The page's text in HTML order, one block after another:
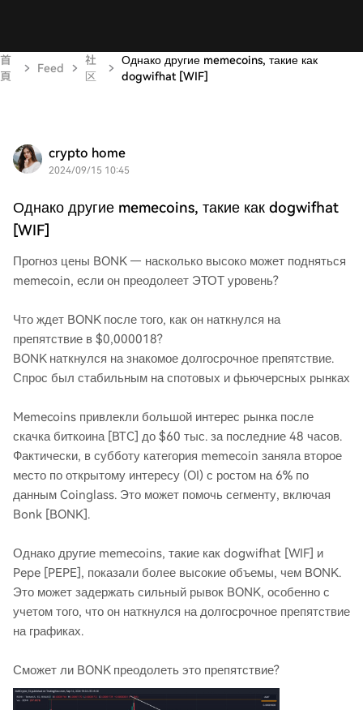
首
頁
Feed
社
区
Однако другие memecoins, такие как
dogwifhat [WIF]
crypto home
2024/09/15 10:45
Однако другие memecoins, такие как dogwifhat
[WIF]
Прогноз цены BONK — насколько высоко может подняться
memecoin, если он преодолеет ЭТОТ уровень?
Что ждет BONK после того, как он наткнулся на
препятствие в $0,000018?
BONK наткнулся на знакомое долгосрочное препятствие.
Спрос был стабильным на спотовых и фьючерсных рынках
Memecoins привлекли большой интерес рынка после
скачка биткоина [BTC] до $60 тыс. за последние 48 часов.
Фактически, в субботу категория memecoin заняла второе
место по открытому интересу (OI) с ростом на 6% по
данным Coinglass. Это может помочь сегменту, включая
Bonk [BONK].
Однако другие memecoins, такие как dogwifhat [WIF] и
Pepe [PEPE], показали более высокие объемы, чем BONK.
Это может задержать сильный рывок BONK, особенно с
учетом того, что он наткнулся на долгосрочное препятствие
на графиках.
Сможет ли BONK преодолеть это препятствие?